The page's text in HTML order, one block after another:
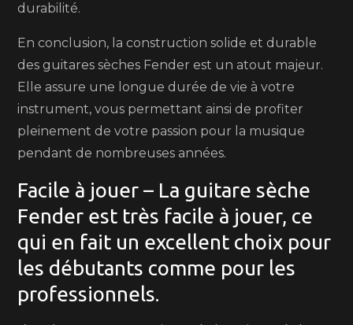
durabilité.
En conclusion, la construction solide et durable
des guitares sèches Fender est un atout majeur.
Elle assure une longue durée de vie à votre
instrument, vous permettant ainsi de profiter
pleinement de votre passion pour la musique
pendant de nombreuses années.
Facile à jouer – La guitare sèche
Fender est très facile à jouer, ce
qui en fait un excellent choix pour
les débutants comme pour les
professionnels.